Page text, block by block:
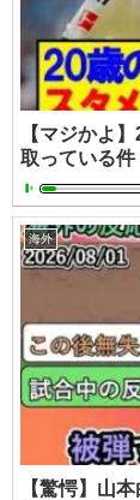
【マジかよ
取っている件
海外
【驚愕】山